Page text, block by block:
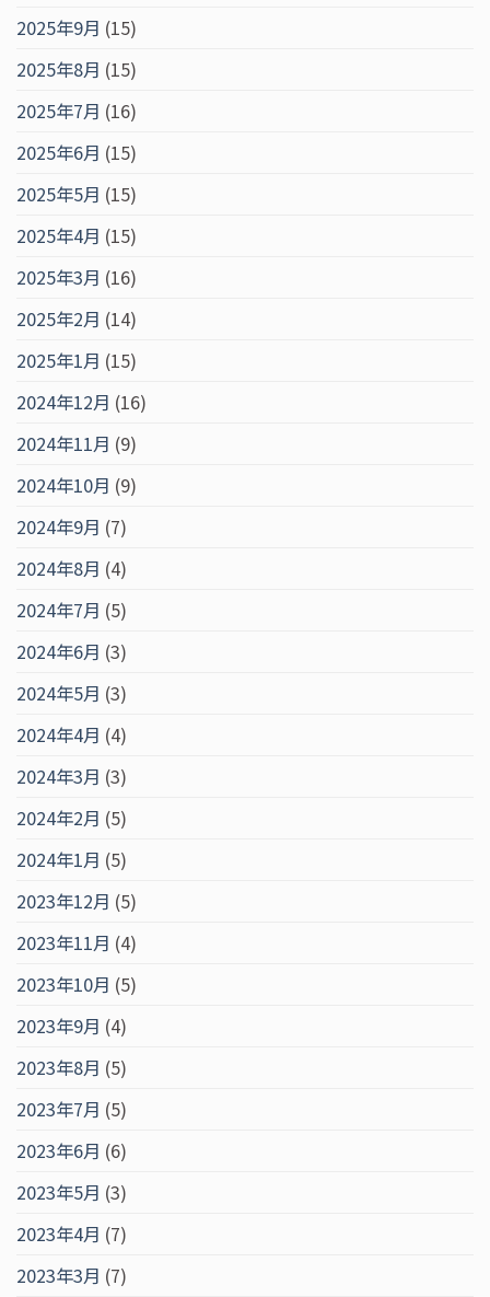
2025年9月 (15)
2025年8月 (15)
2025年7月 (16)
2025年6月 (15)
2025年5月 (15)
2025年4月 (15)
2025年3月 (16)
2025年2月 (14)
2025年1月 (15)
2024年12月 (16)
2024年11月 (9)
2024年10月 (9)
2024年9月 (7)
2024年8月 (4)
2024年7月 (5)
2024年6月 (3)
2024年5月 (3)
2024年4月 (4)
2024年3月 (3)
2024年2月 (5)
2024年1月 (5)
2023年12月 (5)
2023年11月 (4)
2023年10月 (5)
2023年9月 (4)
2023年8月 (5)
2023年7月 (5)
2023年6月 (6)
2023年5月 (3)
2023年4月 (7)
2023年3月 (7)